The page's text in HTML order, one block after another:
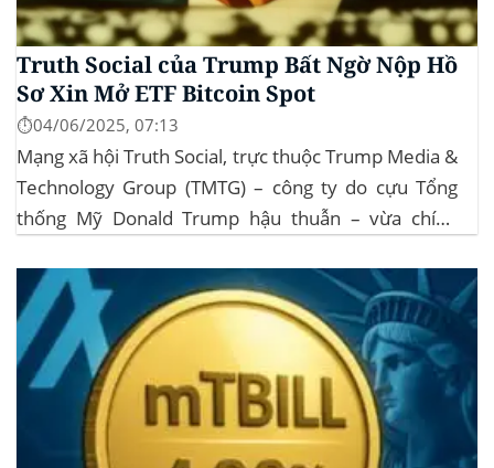
Truth Social của Trump Bất Ngờ Nộp Hồ
Sơ Xin Mở ETF Bitcoin Spot
⏱️04/06/2025, 07:13
Mạng xã hội Truth Social, trực thuộc Trump Media &
Technology Group (TMTG) – công ty do cựu Tổng
thống Mỹ Donald Trump hậu thuẫn – vừa chính
dịch Mỹ (SEC) để xin phê duyệt quỹ ETF Bitcoin...